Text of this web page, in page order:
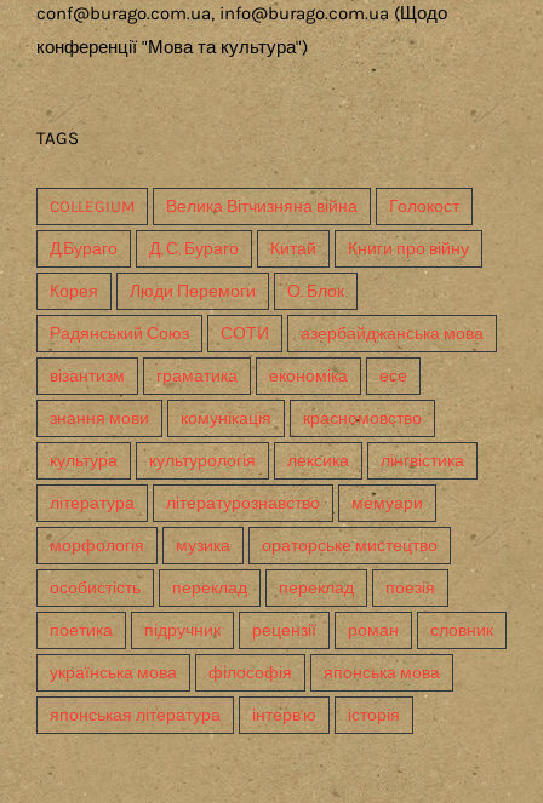
conf@burago.com.ua, info@burago.com.ua (Щодо
конференції "Мова та культура")
TAGS
COLLEGIUM Велика Вітчизняна війна Голокост
Д.Бураго Д. С. Бураго Китай Книги про війну
Корея Люди Перемоги О. Блок
Радянський Союз СОТИ азербайджанська мова
візантизм граматика економіка есе
знання мови комунікація красномовство
культура культурологія лексика лінгвістика
література літературознавство мемуари
морфологія музика ораторське мистецтво
особистість переклад переклад поезія
поетика підручник рецензії роман словник
українська мова філософія японська мова
японськая література інтерв'ю історія